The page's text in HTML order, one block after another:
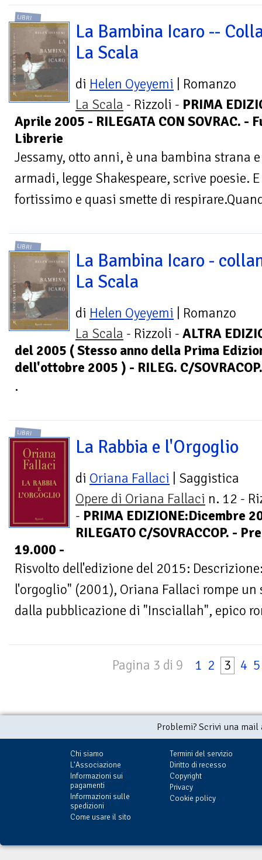
LIBRI
La Bambina Icaro --
La Scala
di Helen Oyeyemi | Romanzo
La Scala - Rizzoli - PRIMA
Aprile 2005 - RILEGATA CON SOVRAC. -
Librerie
Jessamy, otto anni, è una bambina strana
armadi, legge Shakespeare, scrive poesie.
fortissimo e quasi smette di
LIBRI
La Bambina Icaro -
La Scala
di Helen Oyeyemi | Romanzo
La Scala - Rizzoli - ALTRA
del 2005 ( Stesso anno della Prima
dell'ottobre 2005 ) - RILEG. C/SOVRACOP.
.
LIBRI
La Rabbia e l'Orgoglio
di Oriana Fallaci | Saggistica
Opere di Oriana Fallaci n. 12 -
- PRIMA EDIZIONE:Dicembre
RILEGATO C/SOVRACCOP. -
19.000 -
Risvolto dell'edizione del 2015:
l'orgoglio" (2001), Oriana Fallaci rompe
dalla pubblicazione di "Insciallah", epico
Pagina 3 di 9 1 2 3 4 5
Problemi? Scrivi una
Chi siamo
L'Associazione
Informazioni sui
pagamenti
Informazioni sulle
spedizioni
Come usare il sito
Termini del servizio
Diritto di recesso
Copyright
Privacy
Cookie policy